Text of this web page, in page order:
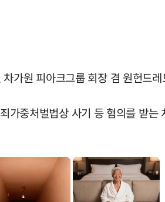
가원 피아크그룹 회장 겸 원헌드
중처벌법상 사기 등 혐의를 받